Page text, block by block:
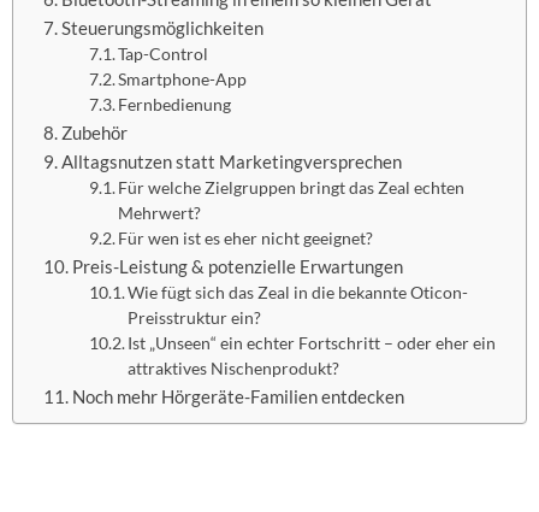
Steuerungsmöglichkeiten
Tap-Control
Smartphone-App
Fernbedienung
Zubehör
Alltagsnutzen statt Marketingversprechen
Für welche Zielgruppen bringt das Zeal echten
Mehrwert?
Für wen ist es eher nicht geeignet?
Preis-Leistung & potenzielle Erwartungen
Wie fügt sich das Zeal in die bekannte Oticon-
Preisstruktur ein?
Ist „Unseen“ ein echter Fortschritt – oder eher ein
attraktives Nischenprodukt?
Noch mehr Hörgeräte-Familien entdecken